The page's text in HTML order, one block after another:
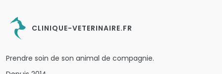
CLINIQUE-VETERINAIRE.FR
Prendre soin de son animal de compagnie.